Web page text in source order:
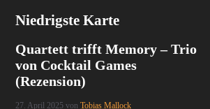
Niedrigste Karte
Quartett trifft Memory – Trio
von Cocktail Games
(Rezension)
27. April 2025 vonTobias Mallock